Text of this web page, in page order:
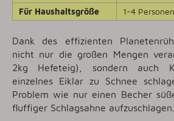
Für Haushaltsgröße
1-4 Personen
Dank des effizienten
nicht nur die großen Mengen
2kg Hefeteig), sondern auch
einzelnes Eiklar zu Schnee
Problem wie nur einen Becher
fluffiger Schlagsahne aufzuschlagen.